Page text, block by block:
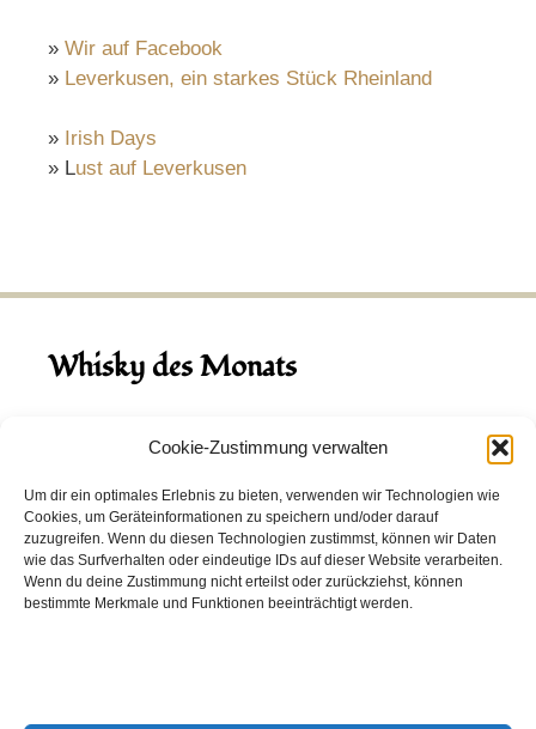
Cookie-Zustimmung verwalten
Um dir ein optimales Erlebnis zu bieten, verwenden wir Technologien wie
Cookies, um Geräteinformationen zu speichern und/oder darauf
zuzugreifen. Wenn du diesen Technologien zustimmst, können wir Daten
wie das Surfverhalten oder eindeutige IDs auf dieser Website verarbeiten.
Wenn du deine Zustimmung nicht erteilst oder zurückziehst, können
bestimmte Merkmale und Funktionen beeinträchtigt werden.
» Wir auf Facebook
» Leverkusen, ein starkes Stück Rheinland
» Irish Days
» Lust auf Leverkusen
Whisky des Monats
August 2026
Hinch Double Wood
Destillerie:Hinch(Irland)
Single Malt, 43.0%
Peated: Nein